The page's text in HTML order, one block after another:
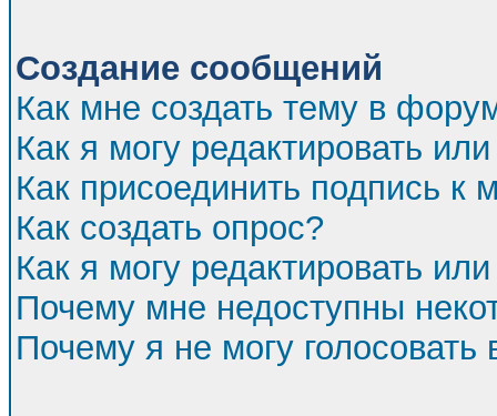
Создание сообщений
Как мне создать тему в
Как я могу редактировать
Как присоединить подпись
Как создать опрос?
Как я могу редактировать
Почему мне недоступны
Почему я не могу голосовать